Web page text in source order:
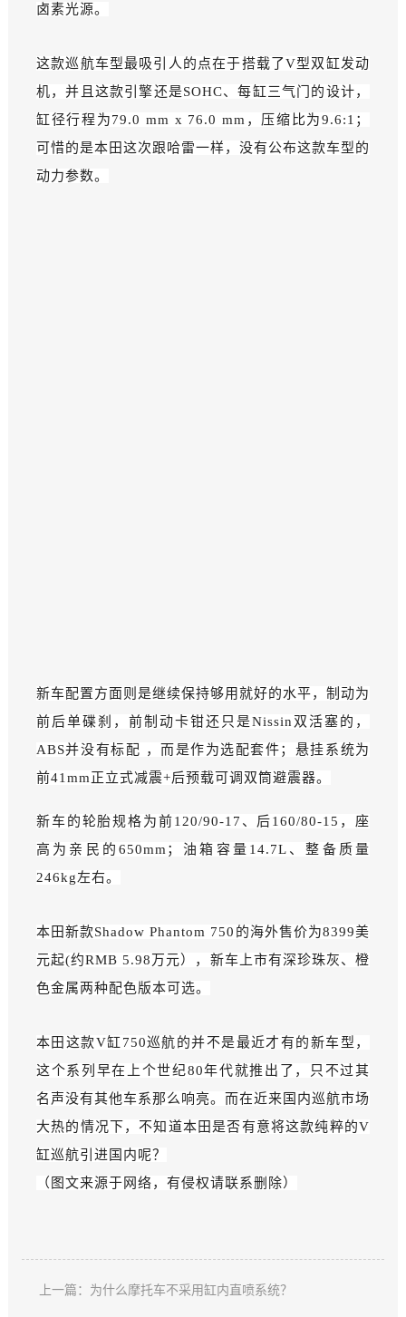
卤素光源。
这款巡航车型最吸引人的点在于搭载了V型双缸发动
机，并且这款引擎还是SOHC、每缸三气门的设计，
缸径行程为79.0 mm x 76.0 mm，压缩比为9.6:1；
可惜的是本田这次跟哈雷一样，没有公布这款车型的
动力参数。
新车配置方面则是继续保持够用就好的水平，制动为
前后单碟刹，前制动卡钳还只是Nissin双活塞的，
ABS并没有标配 ，而是作为选配套件；悬挂系统为
前41mm正立式减震+后预载可调双筒避震器。
新车的轮胎规格为前120/90-17、后160/80-15，座
高为亲民的650mm；
油箱容量14.7L、 整备质量
246kg左右。
本田新款Shadow Phantom 750的海外售价为8399美
元起(约RMB 5.98万元），新车上市有深珍珠灰、橙
色金属两种配色版本可选。
本田这款V缸750巡航的并不是最近才有的新车型，
这个系列早在 上个世纪80年代就推出了，只不过其
名声没有其他车系那么响亮。而在近来国内巡航市场
大热的情况下，不知道本田是否有意将这款纯粹的V
缸巡航引进国内呢？
（图文来源于网络，有侵权请联系删除）
上一篇：为什么摩托车不采用缸内直喷系统？